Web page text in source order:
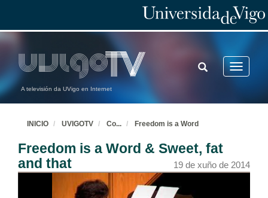
A televisión da UVigo en Internet
Toggle
TOGGLE
SEARCH
INICIO UVIGOTV Co... Freedom is a Word
Freedom is a Word & Sweet, fat
and that
19 de xuño de 2014